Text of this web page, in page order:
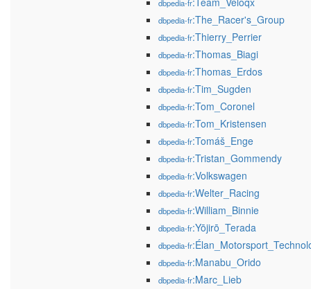
dbpedia-fr
dbpedia-fr:The_Racer's_Group
dbpedia-fr:Thierry_Perrier
dbpedia-fr:Thomas_Biagi
dbpedia-fr:Thomas_Erdos
dbpedia-fr:Tim_Sugden
dbpedia-fr:Tom_Coronel
dbpedia-fr:Tom_Kristensen
dbpedia-fr:Tomáš_Enge
dbpedia-fr:Tristan_Gommendy
dbpedia-fr:Volkswagen
dbpedia-fr:Welter_Racing
dbpedia-fr:William_Binnie
dbpedia-fr:Yōjirō_Terada
dbpedia-fr
dbpedia-fr:Manabu_Orido
dbpedia-fr:Marc_Lieb